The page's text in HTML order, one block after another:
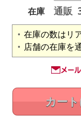
在庫
通販
在庫の数はリ
店舗の在庫を
カー